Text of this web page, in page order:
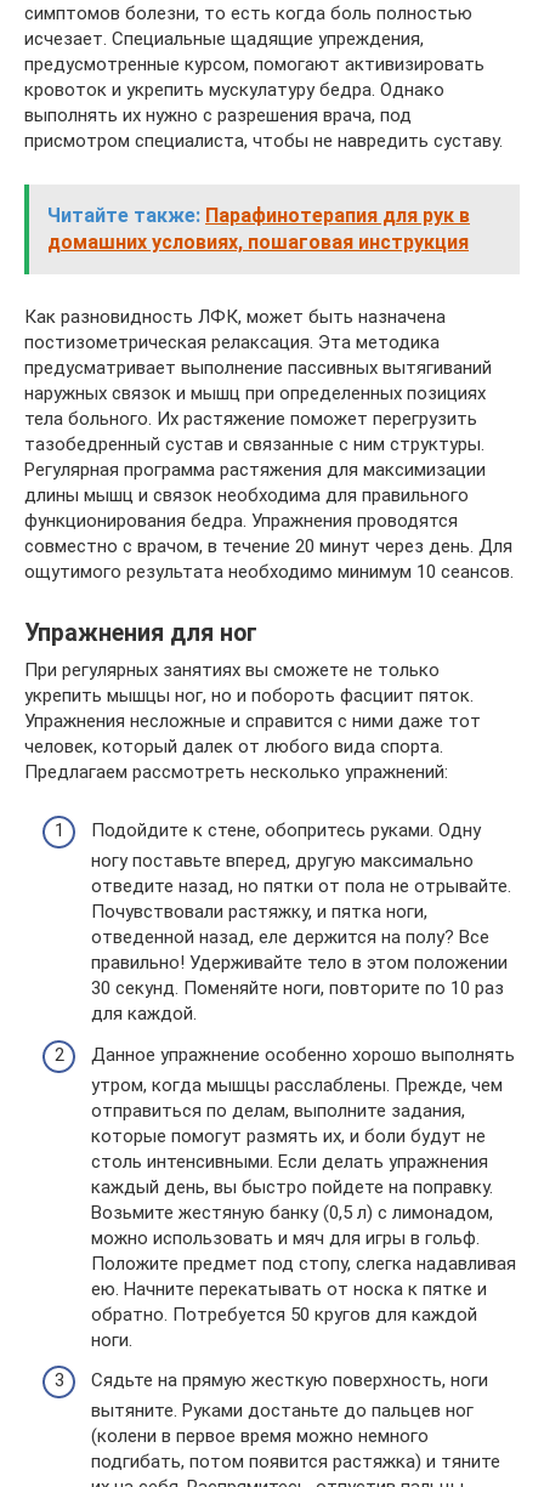
симптомов болезни, то есть когда боль полностью
исчезает. Специальные щадящие упреждения,
предусмотренные курсом, помогают активизировать
кровоток и укрепить мускулатуру бедра. Однако
выполнять их нужно с разрешения врача, под
присмотром специалиста, чтобы не навредить суставу.
Читайте также: Парафинотерапия для рук в
домашних условиях, пошаговая инструкция
Как разновидность ЛФК, может быть назначена
постизометрическая релаксация. Эта методика
предусматривает выполнение пассивных вытягиваний
наружных связок и мышц при определенных позициях
тела больного. Их растяжение поможет перегрузить
тазобедренный сустав и связанные с ним структуры.
Регулярная программа растяжения для максимизации
длины мышц и связок необходима для правильного
функционирования бедра. Упражнения проводятся
совместно с врачом, в течение 20 минут через день. Для
ощутимого результата необходимо минимум 10 сеансов.
Упражнения для ног
При регулярных занятиях вы сможете не только
укрепить мышцы ног, но и побороть фасциит пяток.
Упражнения несложные и справится с ними даже тот
человек, который далек от любого вида спорта.
Предлагаем рассмотреть несколько упражнений:
Подойдите к стене, обопритесь руками. Одну
ногу поставьте вперед, другую максимально
отведите назад, но пятки от пола не отрывайте.
Почувствовали растяжку, и пятка ноги,
отведенной назад, еле держится на полу? Все
правильно! Удерживайте тело в этом положении
30 секунд. Поменяйте ноги, повторите по 10 раз
для каждой.
Данное упражнение особенно хорошо выполнять
утром, когда мышцы расслаблены. Прежде, чем
отправиться по делам, выполните задания,
которые помогут размять их, и боли будут не
столь интенсивными. Если делать упражнения
каждый день, вы быстро пойдете на поправку.
Возьмите жестяную банку (0,5 л) с лимонадом,
можно использовать и мяч для игры в гольф.
Положите предмет под стопу, слегка надавливая
ею. Начните перекатывать от носка к пятке и
обратно. Потребуется 50 кругов для каждой
ноги.
Сядьте на прямую жесткую поверхность, ноги
вытяните. Руками достаньте до пальцев ног
(колени в первое время можно немного
подгибать, потом появится растяжка) и тяните